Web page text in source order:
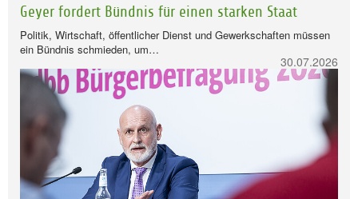
Geyer fordert Bündnis für einen starken Staat
Politik, Wirtschaft, öffentlicher Dienst und Gewerkschaften müssen
ein Bündnis schmieden, um…
30.07.2026